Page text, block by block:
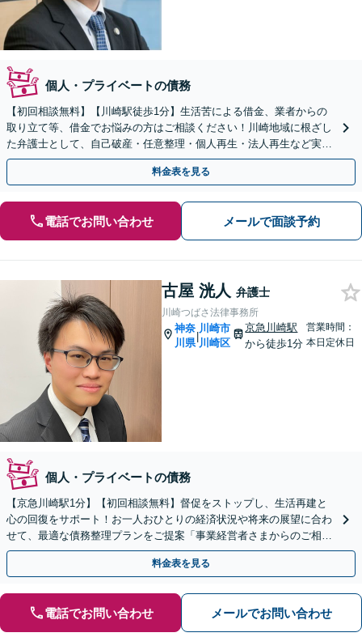
個人・プライベートの債務
【初回相談無料】【川崎駅徒歩1分】生活苦による借金、業者からの
取り立て等、借金でお悩みの方はご相談ください！川崎地域に根ざし
た弁護士として、自己破産・任意整理・個人再生・法人再生など実績
多数。あなたの人生の再スタートを全力で後押しします。
料金表を見る
電話でお問い合わせ メールで面談予約
古屋 洸人 弁護士
川崎つばさ法律事務所
神奈
川県
|
川崎市
川崎区
京急川崎駅
から徒歩1分
営業時間：
本日定休日
個人・プライベートの債務
【京急川崎駅1分】【初回相談無料】督促をストップし、生活再建と
心の回復をサポート！お一人おひとりの経済状況や将来の展望に合わ
せて、最適な債務整理プランをご提案「事業経営者さまからのご相談
にも対応／個人事業主・中小企業」【休日・夜間相談可】
料金表を見る
電話でお問い合わせ メールでお問い合わせ